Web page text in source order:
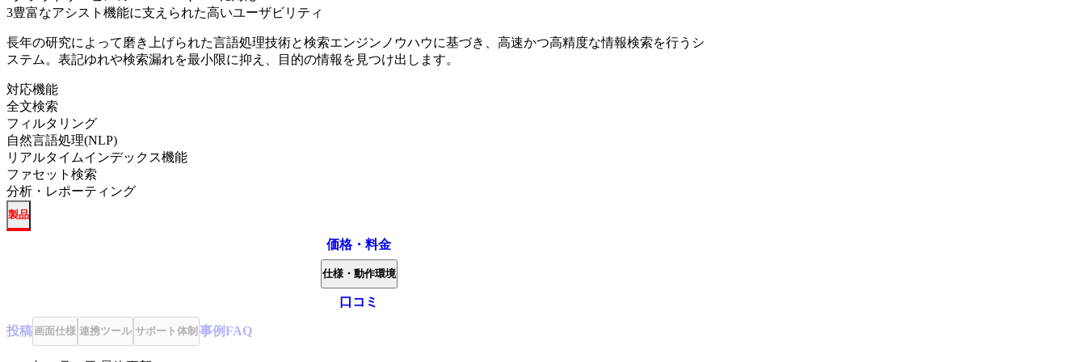
3豊富なアシスト機能に支えられた高いユーザビリティ
長年の研究によって磨き上げられた言語処理技術と検索エンジンノウハウに基づき、高速かつ高精度な情報検索を行うシ
ステム。表記ゆれや検索漏れを最小限に抑え、目的の情報を見つけ出します。
対応機能
全文検索
フィルタリング
自然言語処理(NLP)
リアルタイムインデックス機能
ファセット検索
分析・レポーティング
製品
価格・料金
仕様・動作環境
口コミ
投稿画面仕様 連携ツール サポート体制 事例FAQ